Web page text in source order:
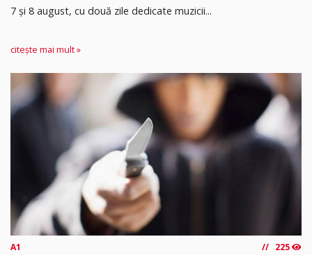
7 și 8 august, cu două zile dedicate muzicii...
citește mai mult »
A1 225